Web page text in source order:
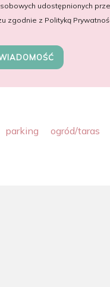
udostępnionych
zgodnie z Polityką
parking ogród/taras